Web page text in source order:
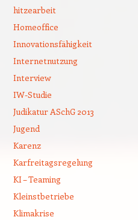
hitzearbeit
Homeoffice
Innovationsfähigkeit
Internetnutzung
Interview
IW-Studie
Judikatur ASchG 2013
Jugend
Karenz
Karfreitagsregelung
KI – Teaming
Kleinstbetriebe
Klimakrise